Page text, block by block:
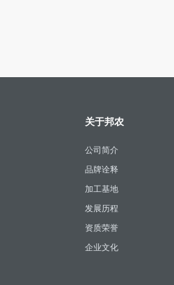
关于邦农
公司简介
品牌诠释
加工基地
发展历程
资质荣誉
企业文化